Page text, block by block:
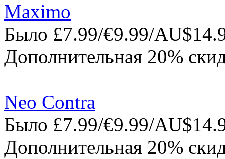
Maximo
Было £7.99/€9.99/
Дополнительная 20%
Neo Contra
Было £7.99/€9.99/
Дополнительная 20%